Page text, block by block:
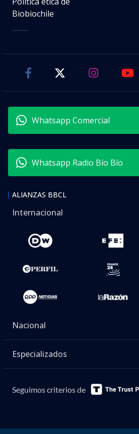
Biobiochile
Whatsapp Comercial
Whatsapp Radio Bío Bío
ALIANZAS BBCL
Internacional
Nacional
Especializados
Seguimos criterios de